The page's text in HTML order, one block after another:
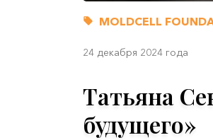
MOLDCELL
24 декабря 2024 года
Татьяна
будущего»